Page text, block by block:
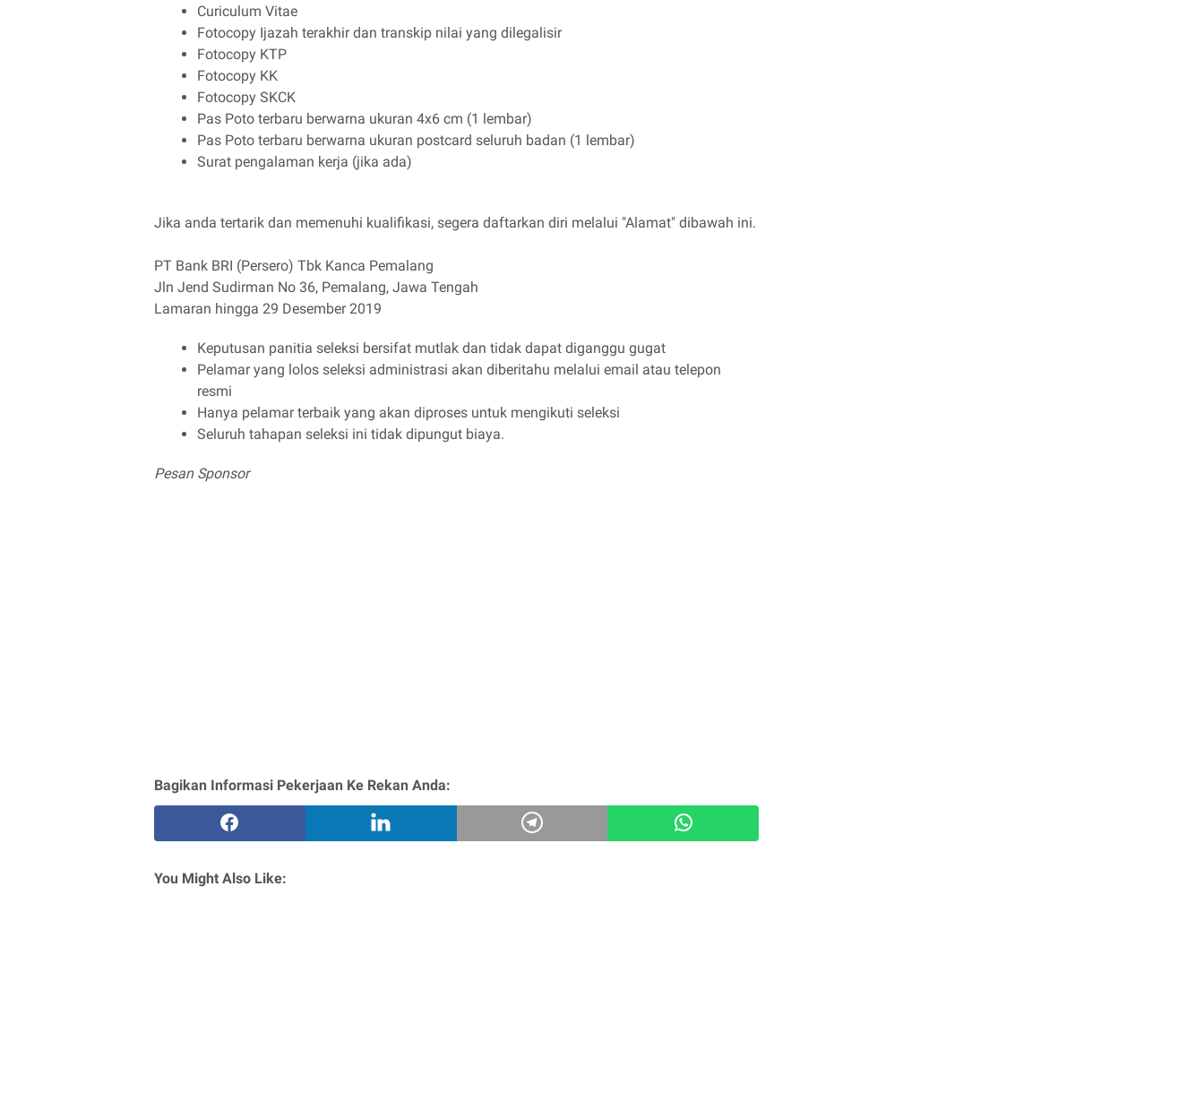
Curiculum Vitae
Fotocopy Ijazah terakhir dan transkip nilai yang dilegalisir
Fotocopy KTP
Fotocopy KK
Fotocopy SKCK
Pas Poto terbaru berwarna ukuran 4x6 cm (1 lembar)
Pas Poto terbaru berwarna ukuran postcard seluruh badan (1 lembar)
Surat pengalaman kerja (jika ada)
Jika anda tertarik dan memenuhi kualifikasi, segera daftarkan diri melalui "Alamat" dibawah ini.
PT Bank BRI (Persero) Tbk Kanca Pemalang
Jln Jend Sudirman No 36, Pemalang, Jawa Tengah
Lamaran hingga 29 Desember 2019
Keputusan panitia seleksi bersifat mutlak dan tidak dapat diganggu gugat
Pelamar yang lolos seleksi administrasi akan diberitahu melalui email atau telepon
resmi
Hanya pelamar terbaik yang akan diproses untuk mengikuti seleksi
Seluruh tahapan seleksi ini tidak dipungut biaya.
Pesan Sponsor
Bagikan Informasi Pekerjaan Ke Rekan Anda:
You Might Also Like: